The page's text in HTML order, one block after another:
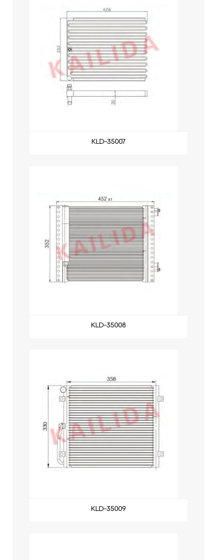
KLD-35007
KLD-35008
KLD-35009